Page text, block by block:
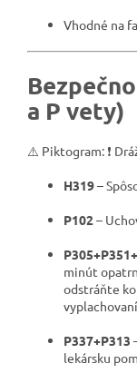
Vhodné na
a P vety)
⚠️ Piktogram: ❗
H319–
P102–
minút
odstráňte
P337+P313
lekársku